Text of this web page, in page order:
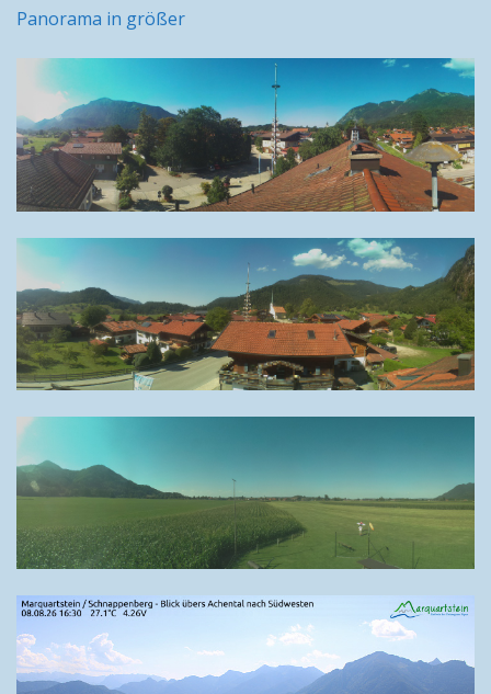
Panorama in größer